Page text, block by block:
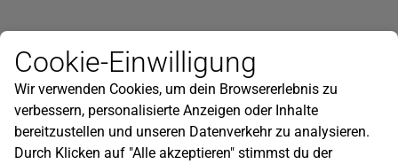
Newsletter
Infos zu neuen Produkten, Gartentipps und mehr findest du in
unserem Newsletter!
Jetzt anmelden
Cookie-Einwilligung
Wir verwenden Cookies, um dein Browsererlebnis zu
verbessern, personalisierte Anzeigen oder Inhalte
bereitzustellen und unseren Datenverkehr zu analysieren.
Durch Klicken auf "Alle akzeptieren" stimmst du der